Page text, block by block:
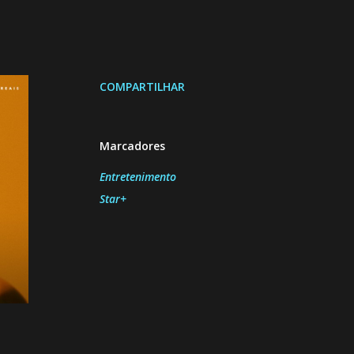
COMPARTILHAR
Marcadores
Entretenimento
Star+